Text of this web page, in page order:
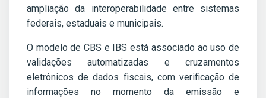
ampliação da interoperabilidade entre sistemas
federais, estaduais e municipais.
O modelo de CBS e IBS está associado ao uso de
validações automatizadas e cruzamentos
eletrônicos de dados fiscais, com verificação de
informações no momento da emissão e